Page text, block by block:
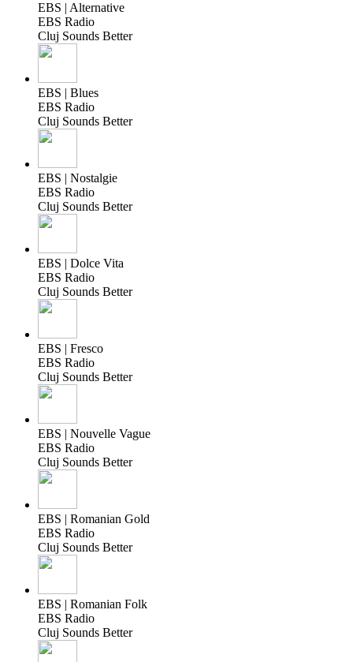
EBS | Alternative
EBS Radio
Cluj Sounds Better
EBS | Blues
EBS Radio
Cluj Sounds Better
EBS | Nostalgie
EBS Radio
Cluj Sounds Better
EBS | Dolce Vita
EBS Radio
Cluj Sounds Better
EBS | Fresco
EBS Radio
Cluj Sounds Better
EBS | Nouvelle Vague
EBS Radio
Cluj Sounds Better
EBS | Romanian Gold
EBS Radio
Cluj Sounds Better
EBS | Romanian Folk
EBS Radio
Cluj Sounds Better